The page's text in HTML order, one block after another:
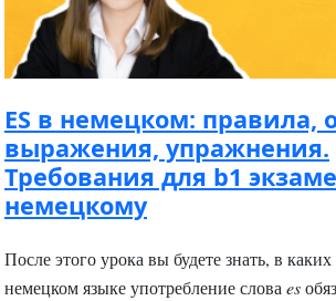
ES в немецком: правила,
выражения, упражнения.
Требования для b1
немецкому
После этого урока вы будете знать, в каких
немецком языке употребление слова es